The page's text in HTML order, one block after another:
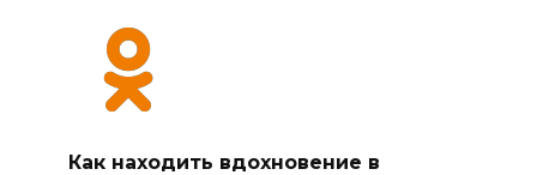
Как находить вдохновение в